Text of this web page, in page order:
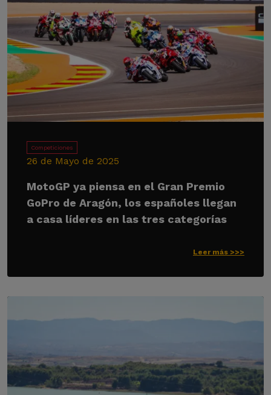
Competiciones
26 de Mayo de 2025
MotoGP ya piensa en el Gran Premio
GoPro de Aragón, los españoles llegan
a casa líderes en las tres categorías
Leer más >>>